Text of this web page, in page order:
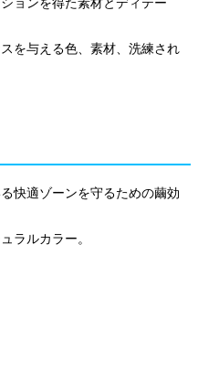
ョンを得た素材とディテー
を与える色、素材、洗練され
快適ゾーンを守るための繭効
ラルカラー。